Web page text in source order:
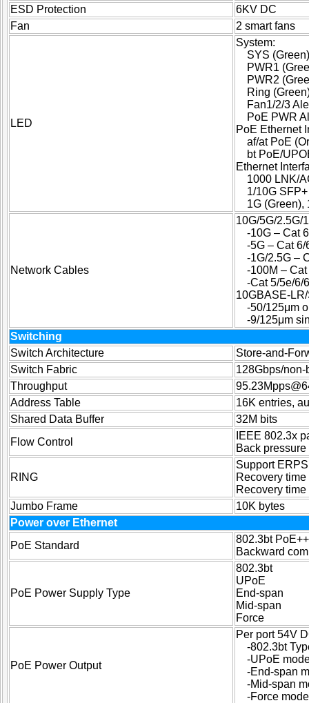
ESD Protection
6KV DC
Fan
2 smart fans
LED
System:
SYS (Green)
PWR1
PWR2
Ring
Fan1/2/3
PoE PWR
PoE Ethernet
af/at PoE
bt PoE/
Ethernet
1000 LNK/
1/10G
1G (Green),
Network Cables
10G/5G/2.5G/
-10G – Cat
-5G – Cat 6/
-1G/2.5G –
-100M –
-Cat 5/5e/6/
10GBASE-
-50/125μm
-9/125μm
Switching
Switch Architecture
Store-and-
Switch Fabric
128Gbps/
Throughput
Address Table
16K entries,
Shared Data Buffer
32M bits
Flow Control
IEEE 802.3x
Back
RING
Support
Recovery
Recovery
Jumbo Frame
10K bytes
Power over Ethernet
PoE Standard
802.3bt
Backward
PoE Power Supply Type
802.3bt
UPoE
End-span
Mid-span
Force
PoE Power Output
Per port 54V
-802.3bt
-UPoE
-End-span
-Mid-span
-Force